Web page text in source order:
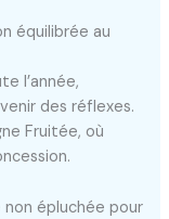
équilibrée au
l’année,
des réflexes.
Fruitée, où
épluchée pour